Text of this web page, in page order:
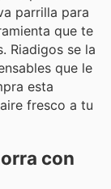
parrilla para
que te
Riadigos se la
que le
esta
fresco a tu
con